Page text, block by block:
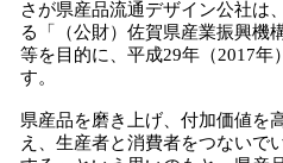
さが県産品流通デザイン公社は
る「（公財）佐賀県産業振興機
等を目的に、平成29年（2017年
す。
県産品を磨き上げ、付加価値を
え、生産者と消費者をつないで